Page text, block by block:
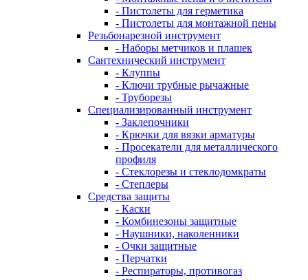
- Пистолеты для герметика
- Пистолеты для монтажной пены
Резьбонарезной инструмент
- Наборы метчиков и плашек
Сантехнический инструмент
- Клуппы
- Ключи трубные рычажные
- Труборезы
Специализированный инструмент
- Заклепочники
- Крючки для вязки арматуры
- Просекатели для металлического
профиля
- Стеклорезы и стеклодомкраты
- Степлеры
Средства защиты
- Каски
- Комбинезоны защитные
- Наушники, наколенники
- Очки защитные
- Перчатки
- Респираторы, противогаз